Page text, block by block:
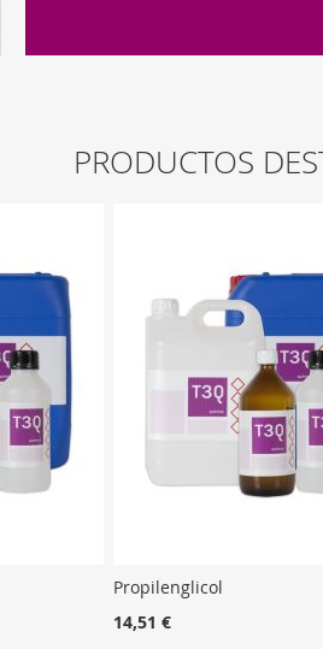
PRODUCTOS
Propilenglicol
14,51 €